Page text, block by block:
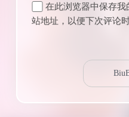
在此浏览器中保存我
站地址，以便下次评论时